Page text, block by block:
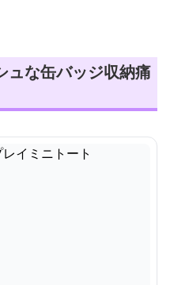
ュな缶バッジ収納痛